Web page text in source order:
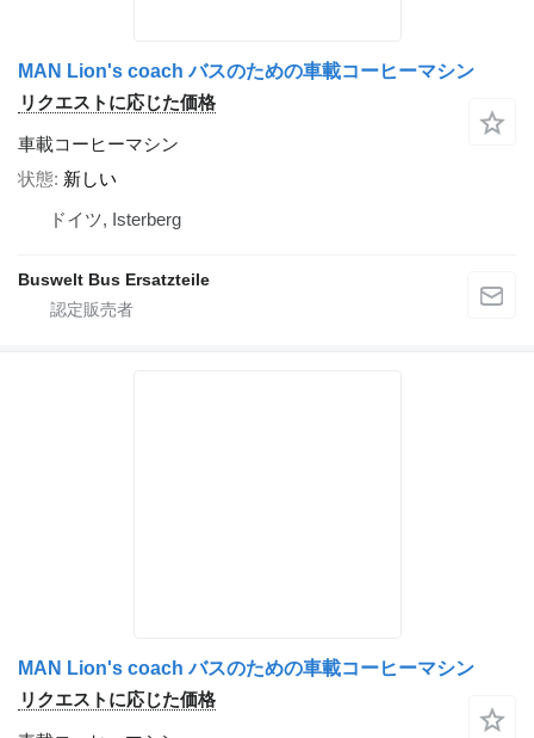
MAN Lion's coach バスのための車載コーヒーマシン
リクエストに応じた価格
車載コーヒーマシン
状態 新しい
ドイツ, Isterberg
Buswelt Bus Ersatzteile
MAN Lion's coach バスのための車載コーヒーマシン
リクエストに応じた価格